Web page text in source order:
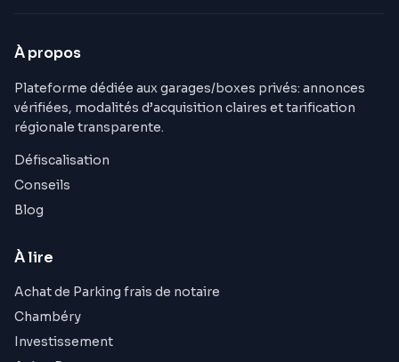
À propos
Plateforme dédiée aux garages/boxes privés: annonces
vérifiées, modalités d’acquisition claires et tarification
régionale transparente.
Défiscalisation
Conseils
Blog
À lire
Achat de Parking frais de notaire
Chambéry
Investissement